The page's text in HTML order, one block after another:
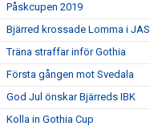
Påskcupen 2019
Bjärred krossade Lomma i JAS
Träna straffar inför Gothia
Första gången mot Svedala
God Jul önskar Bjärreds IBK
Kolla in Gothia Cup